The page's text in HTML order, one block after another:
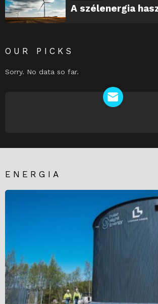
A szélenergia
OUR PICKS
Sorry. No data so far.
ENERGIA